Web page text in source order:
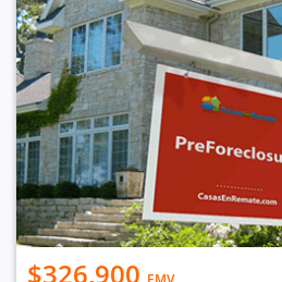
$326,900